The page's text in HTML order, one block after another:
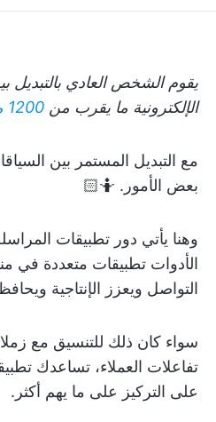
يقوم الشخص العادي بالتبديل
الإلكترونية ما يقرب من 1200 مرة يوميًا
مع التبديل المستمر بين
بعض الأمور. 🤷🏻
وهنا يأتي دور تطبيقات
الأدوات تطبيقات متعددة في
التواصل ويعزز الإنتاجية
سواء كان ذلك للتنسيق مع
تفاعلات العملاء، تساعدك
على التركيز على ما يهم أكثر.